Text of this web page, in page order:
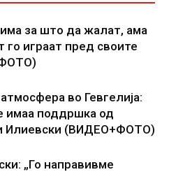
за што да жалат, ама
го играат пред своите
во Гевгелија:
имаа поддршка од
Илиевски (ВИДЕО+ФОТО)
„Го направивме